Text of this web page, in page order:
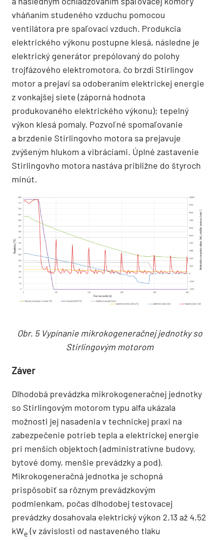
vháňaním studeného vzduchu pomocou
ventilátora pre spaľovací vzduch. Produkcia
elektrického výkonu postupne klesá, následne je
elektrický generátor prepólovaný do polohy
trojfázového elektromotora, čo brzdí Stirlingov
motor a prejaví sa odoberaním elektrickej energie
z vonkajšej siete (záporná hodnota
produkovaného elektrického výkonu); tepelný
výkon klesá pomaly. Pozvoľné spomaľovanie
a brzdenie Stirlingovho motora sa prejavuje
zvýšeným hlukom a vibráciami. Úplné zastavenie
Stirlingovho motora nastáva približne do štyroch
minút.
Obr. 5 Vypínanie mikrokogeneračnej jednotky so
Stirlingovým motorom
Záver
Dlhodobá prevádzka mikrokogeneračnej jednotky
so Stirlingovým motorom typu alfa ukázala
možnosti jej nasadenia v technickej praxi na
zabezpečenie potrieb tepla a elektrickej energie
pri menších objektoch (administratívne budovy,
bytové domy, menšie prevádzky a pod).
Mikrokogeneračná jednotka je schopná
prispôsobiť sa rôznym prevádzkovým
podmienkam, počas dlhodobej testovacej
prevádzky dosahovala elektrický výkon 2,13 až 4,52
kWe (v závislosti od nastaveného tlaku